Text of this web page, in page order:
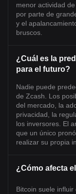
menor actividad
por parte de
y el
bruscos.
¿Cuál es la
para el futuro?
Nadie puede
de Zcash. Los
del mercado, la
privacidad, la
los inversores. El
que un único
realizar su propia
¿Cómo afecta
Bitcoin suele